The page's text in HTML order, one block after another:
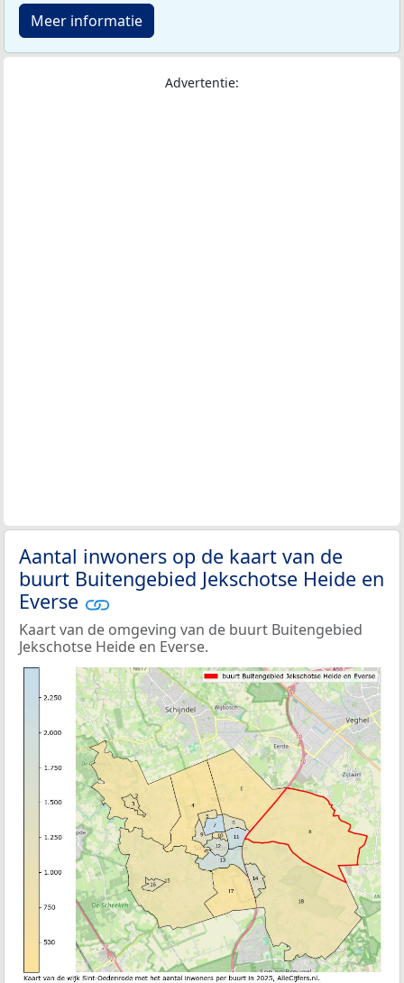
Meer informatie
Advertentie:
Aantal inwoners op de kaart van de
buurt Buitengebied Jekschotse Heide en
Everse
Kaart van de omgeving van de buurt Buitengebied
Jekschotse Heide en Everse.